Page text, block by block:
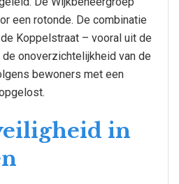
een rotonde. De combinatie
Koppelstraat – vooral uit de
onoverzichtelijkheid van de
bewoners met een
in